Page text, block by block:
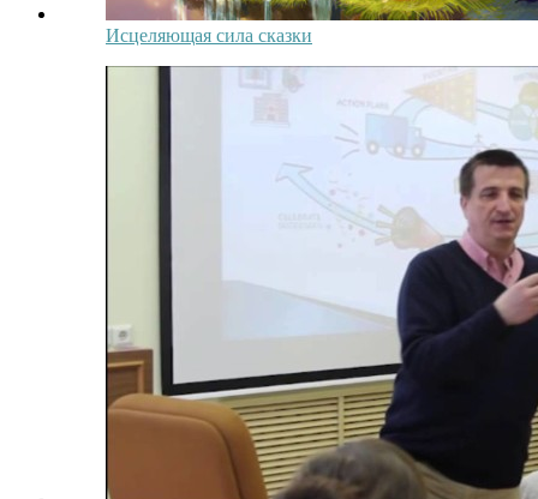
Исцеляющая сила сказки